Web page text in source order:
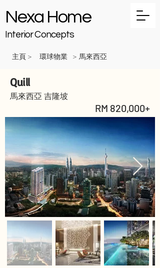
Nexa Home
Interior Concepts
主頁 > 環球物業 > 馬來西亞
Quill
馬來西亞 吉隆坡
RM 820,000+